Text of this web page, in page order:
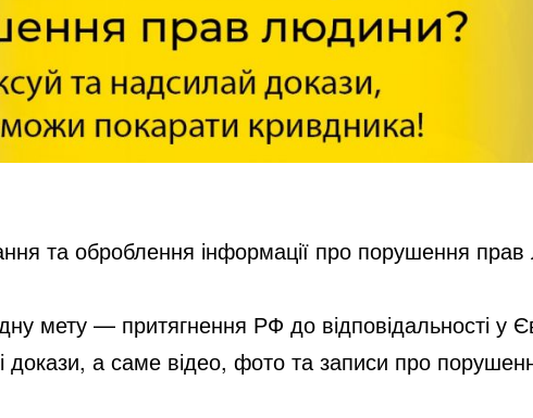
та оброблення інформації про порушення
мету — притягнення РФ до відповідальності у
а саме відео, фото та записи про